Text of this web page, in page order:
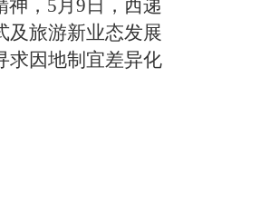
， 5月 9 日，西递
及旅游新业态发展
求因地制宜差异化